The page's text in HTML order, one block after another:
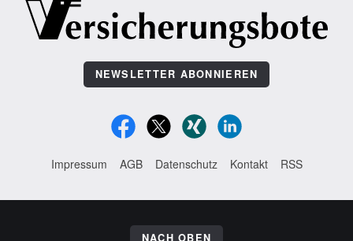
NEWSLETTER ABONNIEREN
Impressum AGB Datenschutz Kontakt RSS
NACH OBEN